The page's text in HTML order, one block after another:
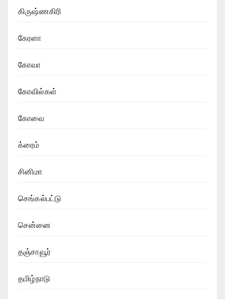
கிருஷ்ணகிரி
கேரளா
கோவா
கோவில்கள்
கோவை
க்ரைம்
சினிமா
செங்கல்பட்டு
சென்னை
தஞ்சாவூர்
தமிழ்நாடு